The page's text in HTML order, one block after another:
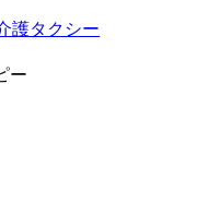
護タクシー
ー